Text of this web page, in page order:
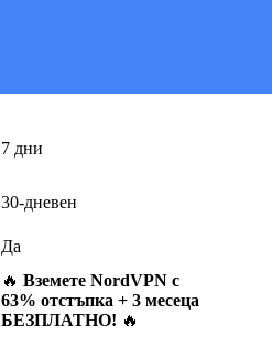
7 дни
30-дневен
Да
🔥 Вземете NordVPN с
63% отстъпка + 3 месеца
БЕЗПЛАТНО! 🔥